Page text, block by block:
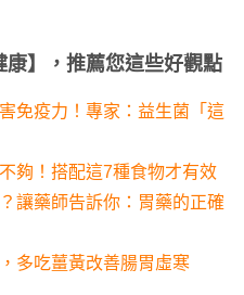
康】，推薦您這些好觀點
免疫力！專家：益生菌「這
夠！搭配這7種食物才有效
讓藥師告訴你：胃藥的正確
多吃薑黃改善腸胃虛寒